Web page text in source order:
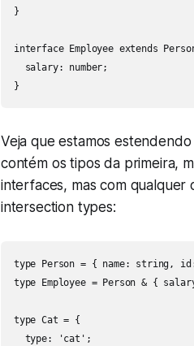
}
interface Employee extends
  salary: number;
}
Veja que estamos
contém os tipos da primeira,
interfaces, mas com
intersection types:
type Person = { name: string,
type Employee = Person & {
type Cat = {
  type: 'cat';